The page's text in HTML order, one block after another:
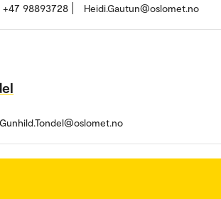
+47 98893728 Heidi.Gautun@oslomet.no
Gunhild.Tondel@oslomet.no